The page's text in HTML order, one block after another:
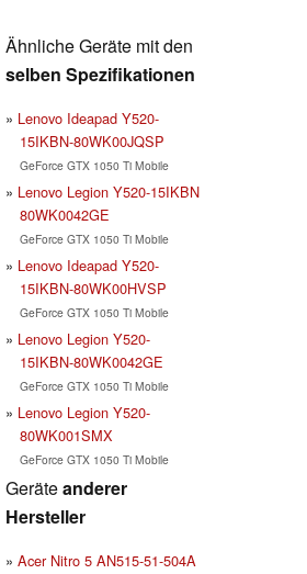
Ähnliche Geräte mit den
selben Spezifikationen
Lenovo Ideapad Y520-
15IKBN-80WK00JQSP
GeForce GTX 1050 Ti Mobile
Lenovo Legion Y520-15IKBN
80WK0042GE
GeForce GTX 1050 Ti Mobile
Lenovo Ideapad Y520-
15IKBN-80WK00HVSP
GeForce GTX 1050 Ti Mobile
Lenovo Legion Y520-
15IKBN-80WK0042GE
GeForce GTX 1050 Ti Mobile
Lenovo Legion Y520-
80WK001SMX
GeForce GTX 1050 Ti Mobile
Geräteanderer
Hersteller
Acer Nitro 5 AN515-51-504A